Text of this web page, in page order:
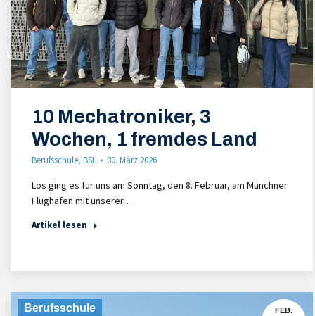
10 Mechatroniker, 3
Wochen, 1 fremdes Land
Berufsschule, BSL 30. März 2026
Los ging es für uns am Sonntag, den 8. Februar, am Münchner
Flughafen mit unserer…
Artikel lesen
FEB.
Berufsschule